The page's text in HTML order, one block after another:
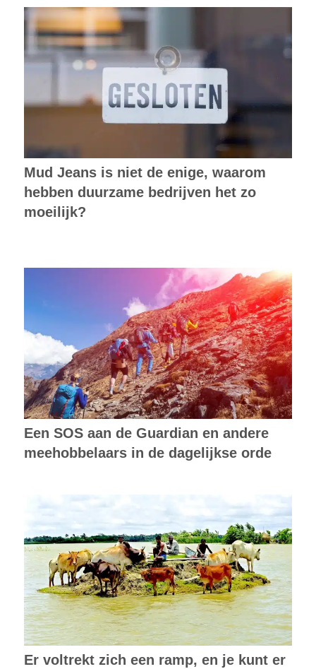
Mud Jeans is niet de enige, waarom
hebben duurzame bedrijven het zo
moeilijk?
Een SOS aan de Guardian en andere
meehobbelaars in de dagelijkse orde
Er voltrekt zich een ramp, en je kunt er